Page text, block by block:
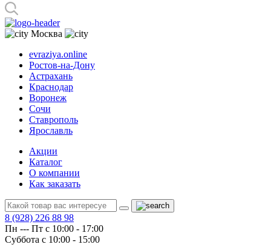
Москва
evraziya.online
Ростов-на-Дону
Астрахань
Краснодар
Воронеж
Сочи
Ставрополь
Ярославль
Акции
Каталог
О компании
Как заказать
8 (928) 226 88 98
Пн --- Пт с 10:00 - 17:00
Суббота с 10:00 - 15:00